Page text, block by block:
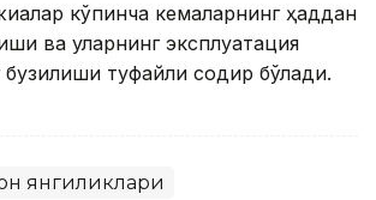
кўпинча кемаларнинг ҳаддан
ва уларнинг эксплуатация
бузилиши туфайли содир бўлади.
янгиликлари